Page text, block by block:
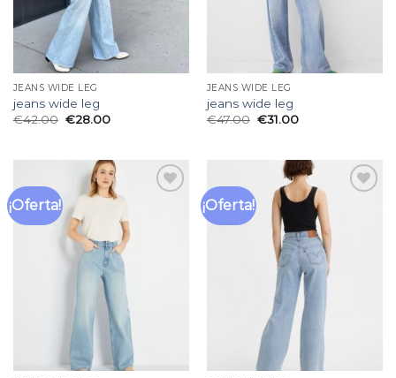
JEANS WIDE LEG
jeans wide leg
€42.00 €28.00
JEANS WIDE LEG
jeans wide leg
€47.00 €31.00
¡Oferta! ¡Oferta!